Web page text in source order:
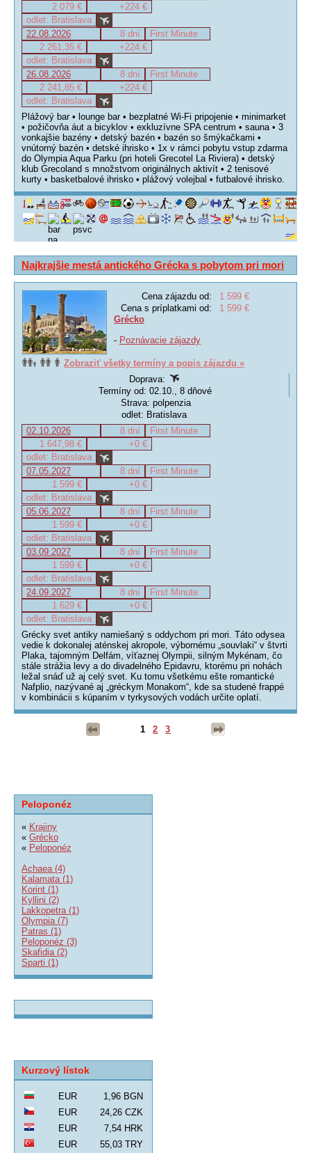
2 079 €
+224 €
odlet: Bratislava
22.08.2026
8 dní
First Minute
2 261,35 €
+224 €
odlet: Bratislava
26.08.2026
8 dní
First Minute
2 241,85 €
+224 €
odlet: Bratislava
Plážový bar • lounge bar • bezplatné Wi-Fi pripojenie • minimarket
• požičovňa áut a bicyklov • exkluzívne SPA centrum • sauna • 3
vonkajšie bazény • detský bazén • bazén so šmýkačkami •
vnútorný bazén • detské ihrisko • 1x v rámci pobytu vstup zdarma
do Olympia Aqua Parku (pri hoteli Grecotel La Riviera) • detský
klub Grecoland s množstvom originálnych aktivít • 2 tenisové
kurty • basketbalové ihrisko • plážový volejbal • futbalové ihrisko.
Najkrajšie mestá antického Grécka s pobytom pri mori
Cena zájazdu od:
1 599 €
Cena s príplatkami od:
1 599 €
Grécko
- Poznávacie zájazdy
Zobraziť všetky termíny a popis zájazdu »
Doprava:
Termíny od: 02.10., 8 dňové
Strava: polpenzia
odlet: Bratislava
02.10.2026
8 dní
First Minute
1 647,98 €
+0 €
odlet: Bratislava
07.05.2027
8 dní
First Minute
1 599 €
+0 €
odlet: Bratislava
05.06.2027
8 dní
First Minute
1 599 €
+0 €
odlet: Bratislava
03.09.2027
8 dní
First Minute
1 599 €
+0 €
odlet: Bratislava
24.09.2027
8 dní
First Minute
1 629 €
+0 €
odlet: Bratislava
Grécky svet antiky namiešaný s oddychom pri mori. Táto odysea
vedie k dokonalej aténskej akropole, výbornému „souvlaki“ v štvrti
Plaka, tajomným Delfám, víťaznej Olympii, silným Mykénam, čo
stále strážia levy a do divadelného Epidavru, ktorému pri nohách
ležal snáď už aj celý svet. Ku tomu všetkému ešte romantické
Nafplio, nazývané aj „gréckym Monakom“, kde sa studené frappé
v kombinácii s kúpaním v tyrkysových vodách určite oplatí.
1 2 3
Peloponéz
« Krajiny
« Grécko
« Peloponéz
Achaea (4)
Kalamata (1)
Korint (1)
Kyllini (2)
Lakkopetra (1)
Olympia (7)
Patras (1)
Peloponéz (3)
Skafidia (2)
Sparti (1)
Kurzový lístok
EUR
1,96 BGN
EUR
24,26 CZK
EUR
7,54 HRK
EUR
55,03 TRY